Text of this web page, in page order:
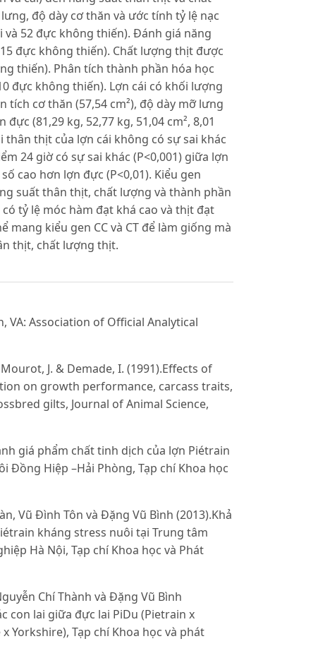
độ dày cơ thăn và ước tính tỷ lệ nạc
52 đực không thiến). Đánh giá năng
đực không thiến). Chất lượng thịt được
thiến). Phân tích thành phần hóa học
đực không thiến). Lợn cái có khối lượng
tích cơ thăn (57,54 cm²), độ dày mỡ lưng
(81,29 kg, 52,77 kg, 51,04 cm², 8,01
thân thịt của lợn cái không có sự sai khác
24 giờ có sự sai khác (P<0,001) giữa lợn
cao hơn lợn đực (P<0,01). Kiểu gen
suất thân thịt, chất lượng và thành phần
tỷ lệ móc hàm đạt khá cao và thịt đạt
kiểu gen CC và CT để làm giống mà
thịt, chất lượng thịt.
VA: Association of Official Analytical
J. & Demade, I. (1991).Effects of
on growth performance, carcass traits,
gilts, Journal of Animal Science,
giá phẩm chất tinh dịch của lợn Piétrain
Đồng Hiệp –Hải Phòng, Tạp chí Khoa học
Vũ Đình Tôn và Đặng Vũ Bình (2013).Khả
kháng stress nuôi tại Trung tâm
Hà Nội, Tạp chí Khoa học và Phát
Chí Thành và Đặng Vũ Bình
con lai giữa đực lai PiDu (Pietrain x
Yorkshire), Tạp chí Khoa học và phát